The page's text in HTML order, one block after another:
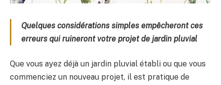
Quelques considérations simples empêcheront ces
erreurs qui ruineront votre projet de jardin pluvial
Que vous ayez déjà un jardin pluvial établi ou que vous
commenciez un nouveau projet, il est pratique de